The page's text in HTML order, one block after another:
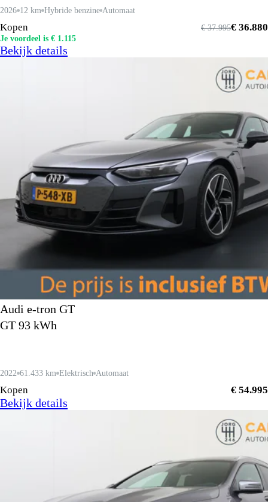
2026 12 km Hybride benzine Automaat
Kopen € 36.880
€ 37.995
Je voordeel is € 1.115
Bekijk details
Audi e-tron GT
GT 93 kWh
2022 61.433 km Elektrisch Automaat
Kopen € 54.995
Bekijk details